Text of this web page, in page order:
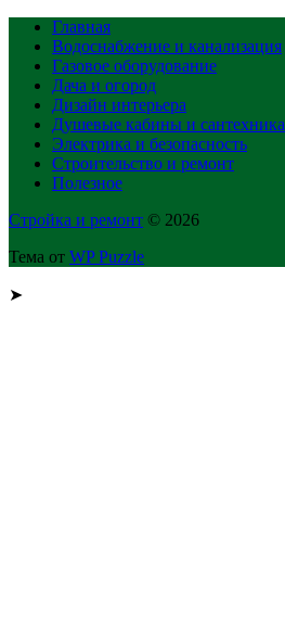
Главная
Водоснабжение и канализация
Газовое оборудование
Дача и огород
Дизайн интерьера
Душевые кабины и сантехника
Электрика и безопасность
Строительство и ремонт
Полезное
Стройка и ремонт © 2026
Тема от WP Puzzle
➤